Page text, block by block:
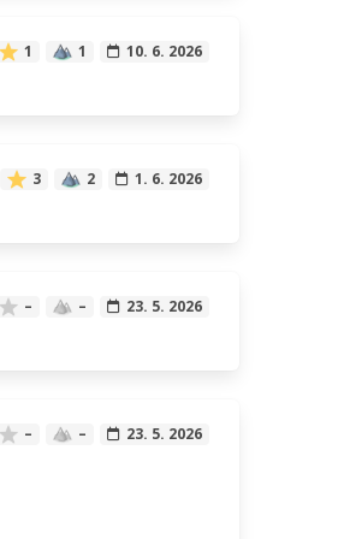
1 1 10. 6. 2026
3 2 1. 6. 2026
– – 23. 5. 2026
– – 23. 5. 2026